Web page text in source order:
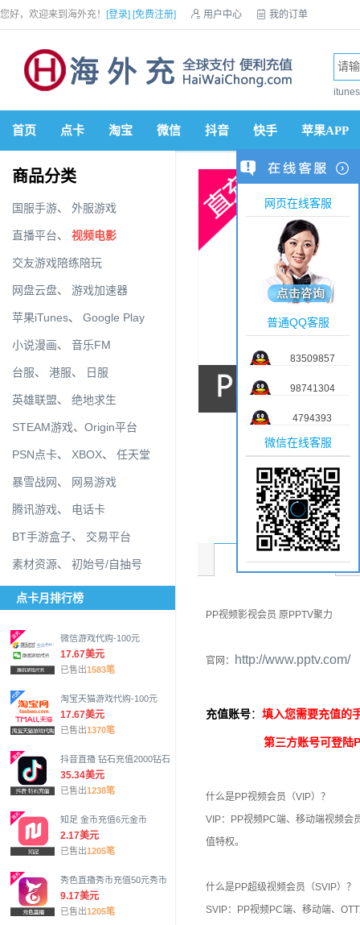
您好，欢迎来到海外充！ [登录] [免费注册]  用户中心  我的订单
首页 点卡 淘宝 微信 抖音 快手 苹果APP
商品分类
国服手游、 外服游戏
直播平台、 视频电影
交友游戏陪练陪玩
网盘云盘、 游戏加速器
苹果iTunes、 Google Play
小说漫画、 音乐FM
台服、 港服、 日服
英雄联盟、 绝地求生
STEAM游戏、 Origin平台
PSN点卡、 XBOX、 任天堂
暴雪战网、 网易游戏
腾讯游戏、 电话卡
BT手游盒子、 交易平台
素材资源、 初始号/自抽号
点卡月排行榜
微信游戏代购-100元
17.67美元
已售出1583笔
淘宝天猫游戏代购-100元
17.67美元
已售出1370笔
抖音直播 钻石充值2000钻石
35.34美元
已售出1238笔
知足 金币充值6元金币
2.17美元
已售出1205笔
秀色直播秀币充值50元秀币
9.17美元
已售出1205笔
商品介绍
PP视频影视会员 原PPTV聚力
官网： http://www.pptv.com/
充值账号： 填入您需要充值的
第三方账号可登陆
什么是PP视频会员（VIP）？
VIP：PP视频PC端、移动端视频会
值特权。
什么是PP超级视频会员（SVIP）？
SVIP：PP视频PC端、移动端、
网页在线客服
普通QQ客服
83509857
98741304
4794393
微信在线客服